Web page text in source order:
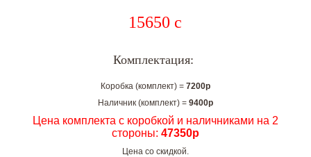
15650 c
Комплектация:
Коробка (комплект) = 7200р
Наличник (комплект) = 9400р
Цена комплекта с коробкой и наличниками на 2
стороны: 47350р
Цена со скидкой.